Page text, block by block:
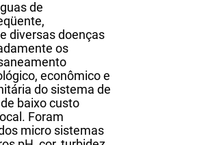
de
diversas doenças
os
econômico e
do sistema de
baixo custo
Foram
micro sistemas